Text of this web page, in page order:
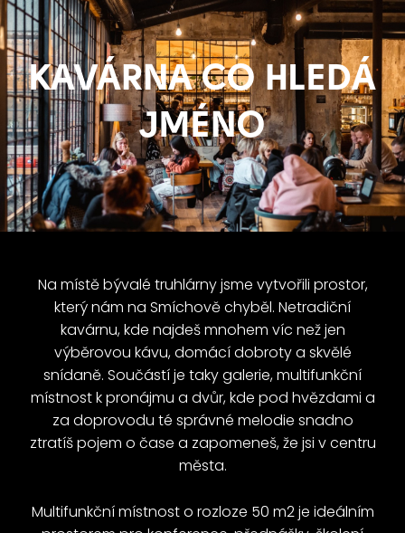
KAVÁRNA CO HLEDÁ
JMÉNO
Na místě bývalé truhlárny jsme vytvořili prostor,
který nám na Smíchově chyběl. Netradiční
kavárnu, kde najdeš mnohem víc než jen
výběrovou kávu, domácí dobroty a skvělé
snídaně. Součástí je taky galerie, multifunkční
místnost k pronájmu a dvůr, kde pod hvězdami a
za doprovodu té správné melodie snadno
ztratíš pojem o čase a zapomeneš, že jsi v centru
města.
Multifunkční místnost o rozloze 50 m2 je ideálním